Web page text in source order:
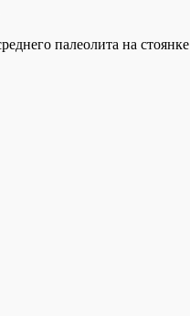
палеолита на